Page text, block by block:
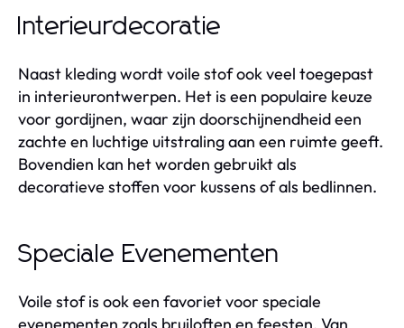
Interieurdecoratie
Naast kleding wordt voile stof ook veel toegepast
in interieurontwerpen. Het is een populaire keuze
voor gordijnen, waar zijn doorschijnendheid een
zachte en luchtige uitstraling aan een ruimte geeft.
Bovendien kan het worden gebruikt als
decoratieve stoffen voor kussens of als bedlinnen.
Speciale Evenementen
Voile stof is ook een favoriet voor speciale